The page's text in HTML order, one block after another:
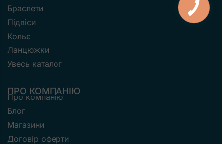
Браслети
Підвіси
Кольє
Ланцюжки
Увесь каталог
ПРО КОМПАНІЮ
Про компанію
Блог
Магазини
Договір оферти